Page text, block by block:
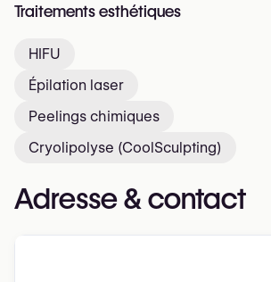
Traitements esthétiques
HIFU
Épilation laser
Peelings chimiques
Cryolipolyse (CoolSculpting)
Adresse & contact